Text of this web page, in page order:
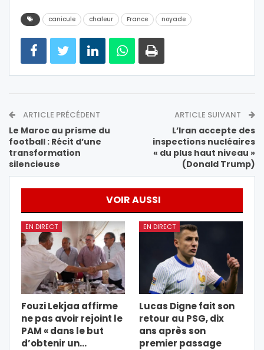
canicule chaleur France noyade
ARTICLE PRÉCÉDENT
Le Maroc au prisme du
football : Récit d’une
transformation
silencieuse
ARTICLE SUIVANT
L’Iran accepte des
inspections nucléaires
« du plus haut niveau »
(Donald Trump)
VOIR AUSSI
EN DIRECT
Fouzi Lekjaa affirme
ne pas avoir rejoint le
PAM « dans le but
d’obtenir un…
EN DIRECT
Lucas Digne fait son
retour au PSG, dix
ans après son
premier passage